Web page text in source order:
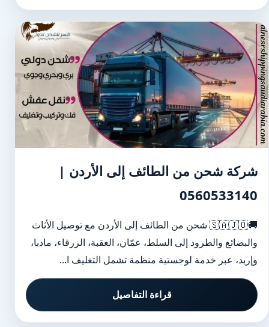
شركة شحن من الطائف إلى الأردن |
0560533140
🚚🇸🇦🇯🇴 شحن من الطائف إلى الأردن مع توصيل الأثاث
والبضائع والطرود إلى السلط، عمّان، العقبة، الزرقاء، مادبا،
وإربد، عبر خدمة لوجستية منظمة تشمل التغليف ا...
قراءة التفاصيل